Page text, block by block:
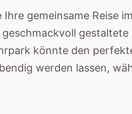
Ihre gemeinsame Reise
könnte den
werden lassen,